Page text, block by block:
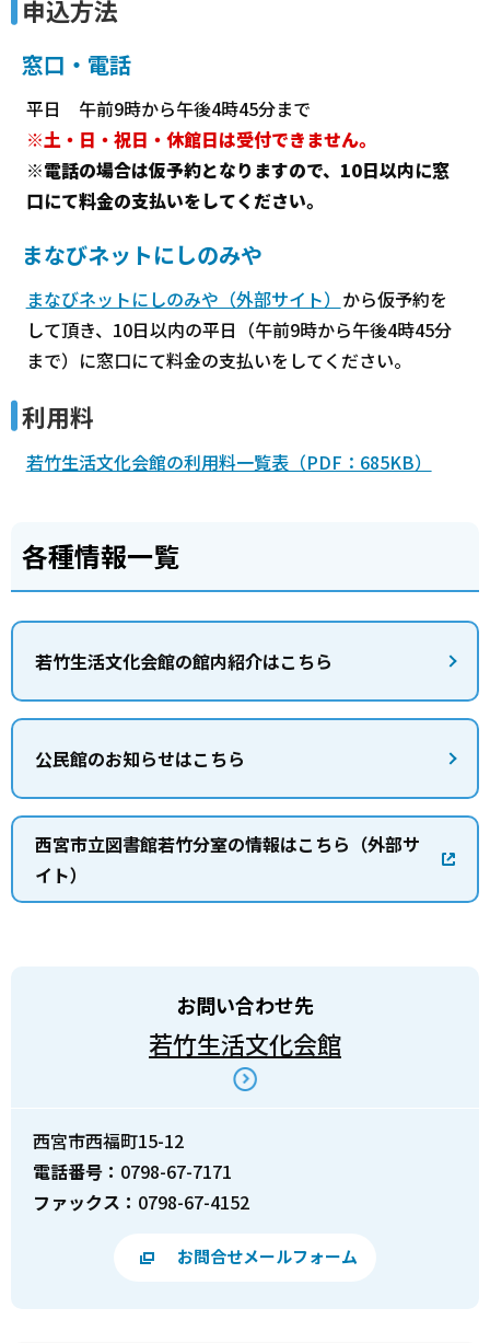
申込方法
窓口・電話
平日 午前9時から午後4時45分まで
※土・日・祝日・休館日は受付できません。
※電話の場合は仮予約となりますので、10日以内に窓
口にて料金の支払いをしてください。
まなびネットにしのみや
まなびネットにしのみや（外部サイト） から仮予約を
して頂き、10日以内の平日（午前9時から午後4時45分
まで）に窓口にて料金の支払いをしてください。
利用料
若竹生活文化会館の利用料一覧表（PDF：685KB）
各種情報一覧
若竹生活文化会館の館内紹介はこちら
公民館のお知らせはこちら
西宮市立図書館若竹分室の情報はこちら（外部サ
イト）
お問い合わせ先
若竹生活文化会館
西宮市西福町15-12
電話番号： 0798-67-7171
ファックス： 0798-67-4152
お問合せメールフォーム